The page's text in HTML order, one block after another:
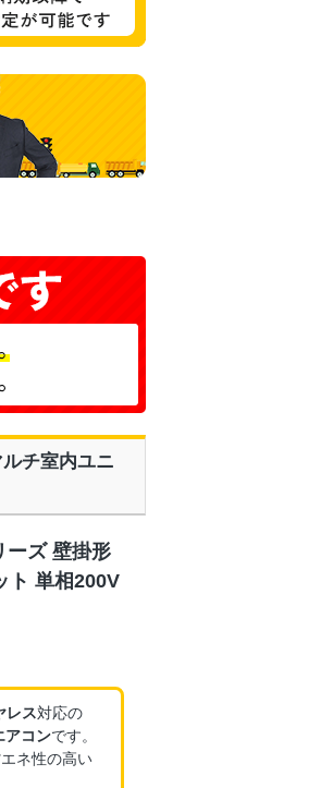
チ室内ユニ
ーズ 壁掛形
ト 単相200V
レス対応の
アコンです。
ネ性の高い